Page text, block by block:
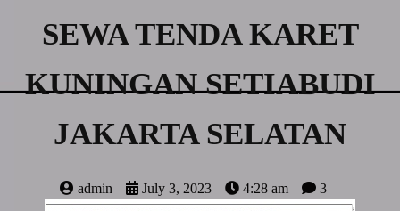
SEWA TENDA KARET
KUNINGAN SETIABUDI
JAKARTA SELATAN
admin July 3, 2023 4:28 am 3